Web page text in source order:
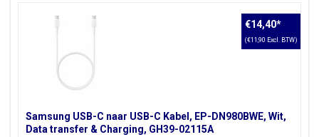
Samsung USB-C naar USB-C Kabel, EP-DN980BWE, Wit,
Data transfer & Charging, GH39-02115A
€14,40*
(€11,90 Excl. BTW)